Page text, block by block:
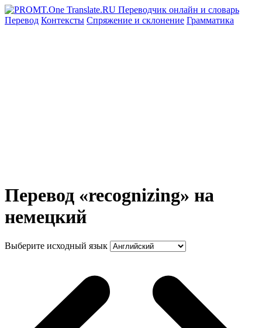
Перевод Контексты Спряжение и склонение Грамматика
Перевод «recognizing» на
немецкий
Выберите исходный язык